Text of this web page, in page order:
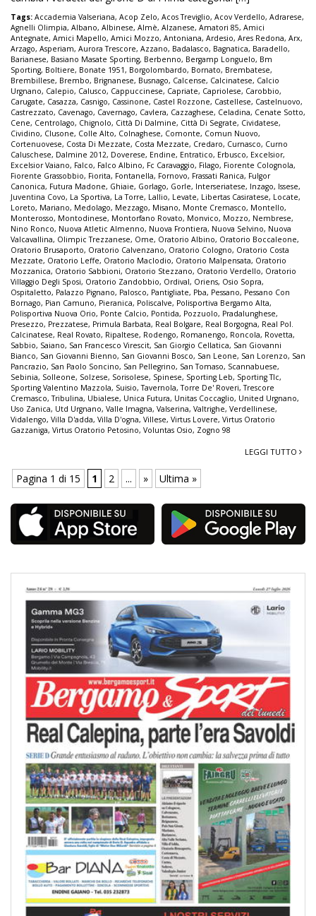
Tags: Accademia Valseriana, Acop Zelo, Acos Treviglio, Acov Verdello, Adrarese,
Agnelli Olimpia, Albano, Albinese, Almè, Alzanese, Amatori 85, Amici
Antegnate, Amici Mapello, Amici Mozzo, Antoniana, Ardesio, Ares Redona, Arx,
Arzago, Asperiam, Aurora Trescore, Azzano, Badalasco, Bagnatica, Baradello,
Barianese, Basiano Masate Sporting, Berbenno, Bergamp Longuelo, Bm
Sporting, Boltiere, Bonate 1951, Borgolombardo, Bornato, Brembatese,
Brembillese, Brembo, Brignanese, Busnago, Calcense, Calcinatese, Calcio
Urgnano, Calepio, Calusco, Cappuccinese, Capriate, Capriolese, Carobbio,
Carugate, Casazza, Casnigo, Cassinone, Castel Rozzone, Castellese, Castelnuovo,
Castrezzato, Cavenago, Cavernago, Cavlera, Cazzaghese, Celadina, Cenate Sotto,
Cene, Centrolago, Chignolo, Città Di Dalmine, Città Di Segrate, Cividatese,
Cividino, Clusone, Colle Alto, Colnaghese, Comonte, Comun Nuovo,
Cortenuovese, Costa Di Mezzate, Costa Mezzate, Credaro, Curnasco, Curno
Caluschese, Dalmine 2012, Doverese, Endine, Entratico, Erbusco, Excelsior,
Excelsior Vaiano, Falco, Falco Albino, Fc Caravaggio, Filago, Fiorente Colognola,
Fiorente Grassobbio, Fiorita, Fontanella, Fornovo, Frassati Ranica, Fulgor
Canonica, Futura Madone, Ghiaie, Gorlago, Gorle, Interseriatese, Inzago, Issese,
Juventina Covo, La Sportiva, La Torre, Lallio, Levate, Libertas Casiratese, Locate,
Loreto, Mariano, Medolago, Mezzago, Misano, Monte Cremasco, Montello,
Monterosso, Montodinese, Montorfano Rovato, Monvico, Mozzo, Nembrese,
Nino Ronco, Nuova Atletic Almenno, Nuova Frontiera, Nuova Selvino, Nuova
Valcavallina, Olimpic Trezzanese, Ome, Oratorio Albino, Oratorio Boccaleone,
Oratorio Brusaporto, Oratorio Calvenzano, Oratorio Cologno, Oratorio Costa
Mezzate, Oratorio Leffe, Oratorio Maclodio, Oratorio Malpensata, Oratorio
Mozzanica, Oratorio Sabbioni, Oratorio Stezzano, Oratorio Verdello, Oratorio
Villaggio Degli Sposi, Oratorio Zandobbio, Ordival, Oriens, Osio Sopra,
Ospitaletto, Palazzo Pignano, Palosco, Pantigliate, Pba, Pessano, Pessano Con
Bornago, Pian Camuno, Pieranica, Poliscalve, Polisportiva Bergamo Alta,
Polisportiva Nuova Orio, Ponte Calcio, Pontida, Pozzuolo, Pradalunghese,
Presezzo, Prezzatese, Primula Barbata, Real Bolgare, Real Borgogna, Real Pol.
Calcinatese, Real Rovato, Ripaltese, Rodengo, Romanengo, Roncola, Rovetta,
Sabbio, Saiano, San Francesco Virescit, San Giorgio Cellatica, San Giovanni
Bianco, San Giovanni Bienno, San Giovanni Bosco, San Leone, San Lorenzo, San
Pancrazio, San Paolo Soncino, San Pellegrino, San Tomaso, Scannabuese,
Sebinia, Solleone, Solzese, Sorisolese, Spinese, Sporting Leb, Sporting Tlc,
Sporting Valentino Mazzola, Suisio,Tavernola,Torre De' Roveri,Trescore
Cremasco,Tribulina, Ubialese, Unica Futura, Unitas Coccaglio, United Urgnano,
Uso Zanica, Utd Urgnano, Valle Imagna, Valserina, Valtrighe, Verdellinese,
Vidalengo, Villa D'adda, Villa D'ogna, Villese, Virtus Lovere, Virtus Oratorio
Gazzaniga, Virtus Oratorio Petosino, Voluntas Osio, Zogno 98
LEGGI TUTTO
Pagina 1 di 15 1 2 ... » Ultima »